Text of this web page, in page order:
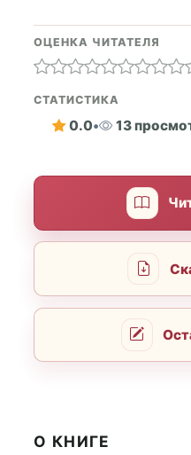
ОЦЕНКА ЧИТАТЕЛЯ
СТАТИСТИКА
0.0• 13
О КНИГЕ